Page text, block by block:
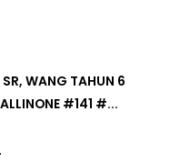
WANG TAHUN 6
#141 #...